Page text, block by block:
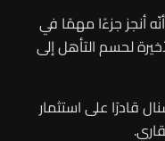
أنجز جزءًا مهمًا في
لحسم التأهل إلى
قادرًا على استثمار